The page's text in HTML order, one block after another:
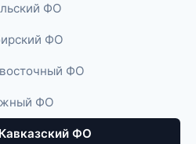
ФО
ФО
ФО
ФО
ФО